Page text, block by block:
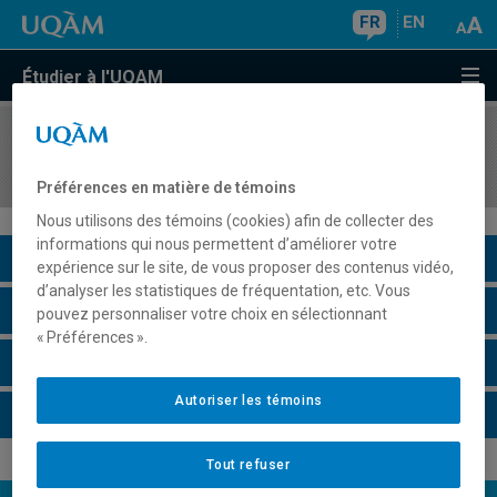
FR EN
Étudier à l'UQAM
COURS//
Description du cours
Horaire - Été 2026
Préférences en matière de témoins
Nous utilisons des témoins (cookies) afin de collecter des
informations qui nous permettent d’améliorer votre
expérience sur le site, de vous proposer des contenus vidéo,
d’analyser les statistiques de fréquentation, etc. Vous
pouvez personnaliser votre choix en sélectionnant
« Préférences ».
Tout refuser
Autoriser les témoins